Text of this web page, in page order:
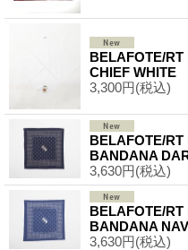
BELAFOTE/RT
CHIEF WHITE
3,300円(税込)
BELAFOTE/
BANDANA
3,630円(税込)
BELAFOTE/
BANDANA
3,630円(税込)